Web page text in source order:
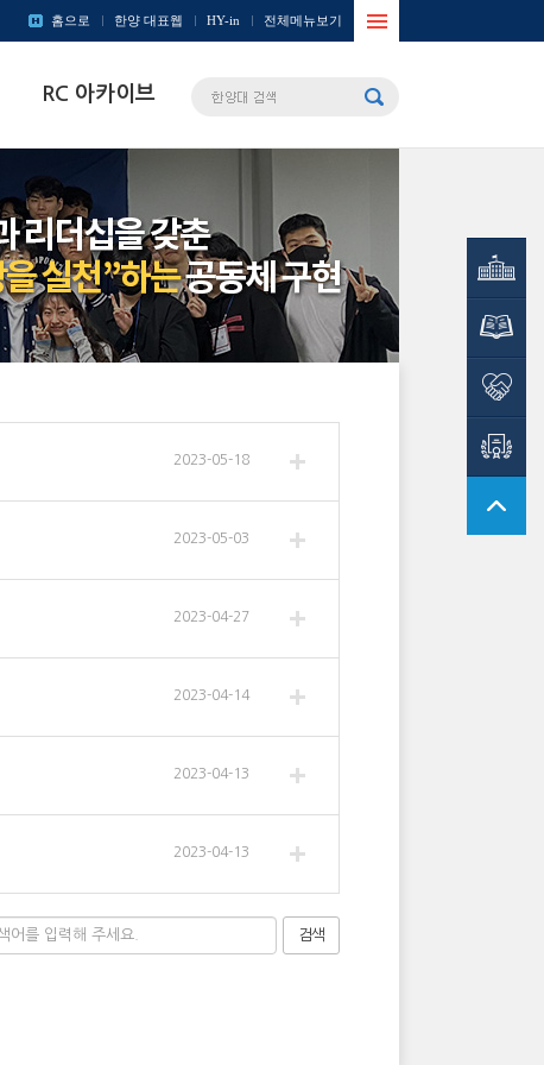
홈으로 한양 대표웹 HY-in 전체메뉴보기
RC 아카이브
2023-05-18
2023-05-03
2023-04-27
2023-04-14
2023-04-13
2023-04-13
검색
CDP시스템